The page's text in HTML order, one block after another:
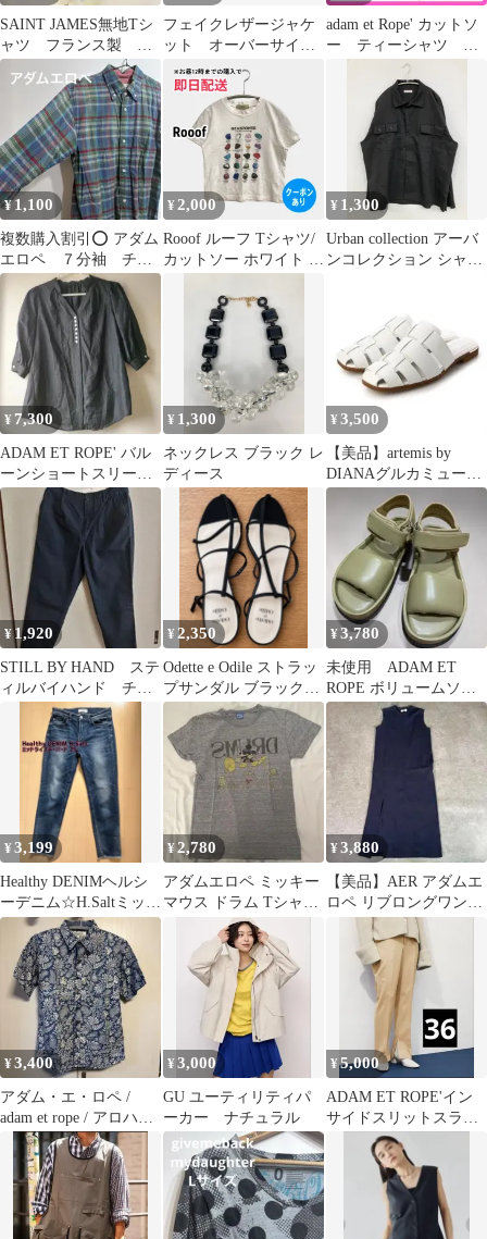
SAINT JAMES無地Tシ
ャツ フランス製 フ
レンチ バスク
フェイクレザージャケ
ット オーバーサイ
ズ スタンドカラー
adam et Rope' カットソ
ー ティーシャツ イ
¥ 1,100
複数購入割引⭕️ アダム
エロペ ７分袖 チェ
ック シャツ ブルー
¥2,000
Rooof ルーフ Tシャツ/
カットソー ホワイト 前
半袖 クルーネック(丸
首) レディース
¥ 1,300
Urban collection アーバ
ンコレクション シャツ/
¥ 7,300
ADAM ET ROPE' バル
ーンショートスリーブ
ブラウス アダムエロペ
¥ 1,300
ネックレス ブラック レ
ディース
¥ 3,500
【美品】artemis by
DIANAグルカミュール
サンダル22〜22.5cm
¥ 1,920
STILL BY HAND ステ
ィルバイハンド チノ
クロスコットン パン
¥ 2,350
Odette e Odile ストラッ
プサンダル ブラック
24.5cm
¥3,780
未使用 ADAM ET
ROPE ボリュームソー
ルサンダル 23.0cm カー
キ
¥3,199
Healthy DENIMヘルシ
ーデニム☆H.Saltミッド
ライズテーパード25
¥2,780
アダムエロペ ミッキー
マウス ドラム Tシャツ
¥3,880
【美品】AER アダムエ
ロペ リブロングワンピ
ース F ネイビー
¥3,400
アダム・エ・ロペ /
adam et rope / アロハシ
ャツ
¥3,000
GU ユーティリティパ
ーカー ナチュラル
¥5,000
ADAM ET ROPE'イン
サイドスリットスラッ
クス ベージュ定価
17600円